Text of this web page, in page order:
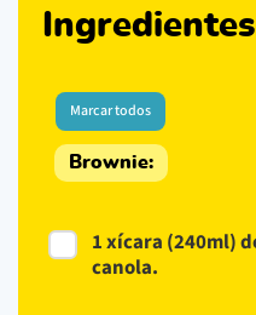
Ingredientes
Marcar todos
Brownie:
1 xícara (240ml)
canola.